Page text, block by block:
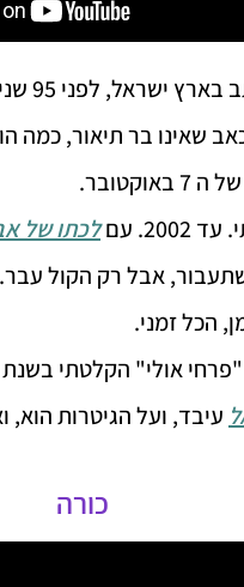
השיר
שאינו בר תיאור, כמה
עם
לכתו של
אבל רק הקול עבר.
הכל זמני.
עיבד, ועל הגיטרות הוא,
כורה